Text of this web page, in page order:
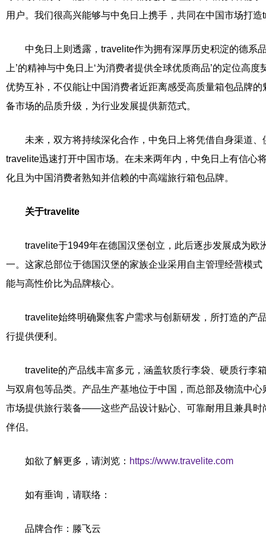
用户。我们很高兴能够与中免日上携手，共同在中国市场打造
中免日上则透露，travelite作为拥有深厚历史积淀的德系
上’的精神与中免日上‘为消费者提供全球优质商品’的定位高
优势互补，不仅能让中国消费者近距离感受高质量箱包品牌
备市场的品质升级，为行业发展提供新范式。
未来，双方将持续深化合作，中免日上将凭借自身渠道
travelite迅速打开中国市场。在未来两年内，中免日上有信心
化且为中国消费者熟知并信赖的中高端旅行箱包品牌。
关于travelite
travelite于1949年在德国汉堡创立，此后逐步发展成为欧
一。这家总部位于德国汉堡的家族企业采用自主管理经营模
能与高性价比为品牌核心。
travelite始终明确聚焦客户需求与创新研发，所打造的产
行提供便利。
travelite的产品线丰富多元，涵盖软质行李袋、硬质行李
与双肩包等品类。产品生产基地位于中国，而总部及物流中
市场提供旅行装备——这些产品设计贴心、可靠耐用且兼具时
伴侣。
如欲了解更多，请浏览： https://www.travelite.com
如有垂询，请联络：
品牌合作：滕飞云